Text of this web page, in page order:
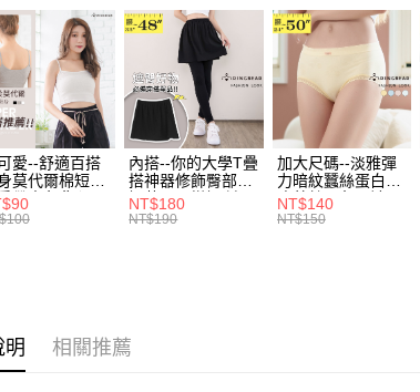
愛--舒適百搭
莫代爾棉短版
帶素色背心
黑.灰L-2L)-
內搭--你的大學T疊
搭神器修飾臀部下
擺萬用內搭裙/遮臀
裙(黑2L-6L)-Q155
NT$180
NT$190
加大尺碼--淡雅彈
力暗紋蠶絲蛋白無
痕蕾絲三角內褲
(白.粉.藍.黃XL-
NT$140
NT$150
明 相關推薦